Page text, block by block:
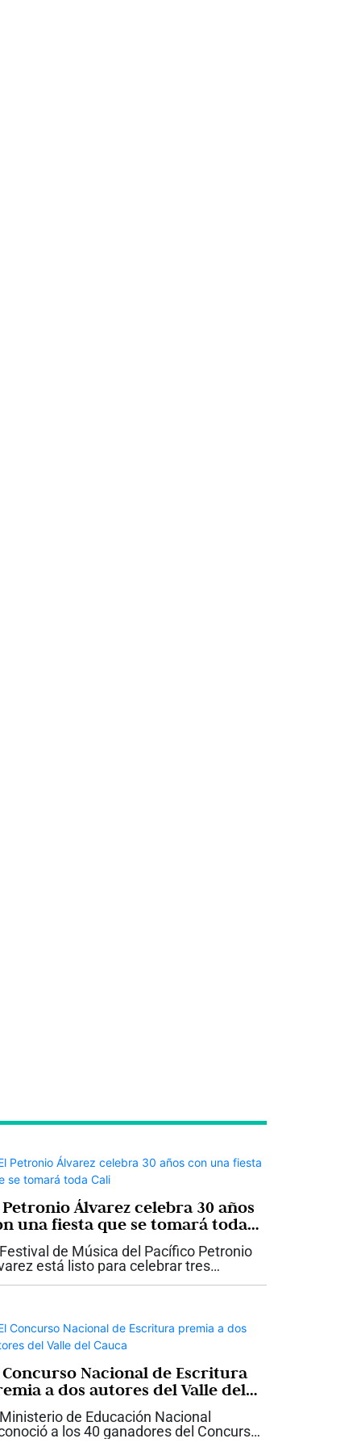
Petronio Álvarez celebra 30 años
una fiesta que se tomará toda
de Música del Pacífico Petronio
está listo para celebrar tres
Concurso Nacional de Escritura
a dos autores del Valle del
de Educación Nacional
a los 40 ganadores del Concurso